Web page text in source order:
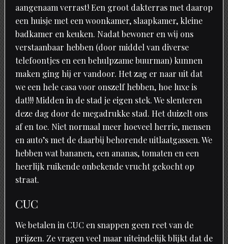
aangenaam verrast! Een groot dakterras met daarop
een huisje met een woonkamer, slaapkamer, kleine
badkamer en keuken. Nadat bewoner en wij ons
verstaanbaar hebben (door middel van diverse
telefoontjes en een behulpzame buurman) kunnen
maken ging hij er vandoor. Het zag er naar uit dat
we een hele casa voor onszelf hebben, hoe luxe is
dat!!! Midden in de stad je eigen stek. We slenteren
deze dag door de megadrukke stad. Het duizelt ons
af en toe. Niet normaal meer hoeveel herrie, mensen
en auto’s met de daarbij behorende uitlaatgassen. We
hebben wat bananen, een ananas, tomaten en een
heerlijk ruikende onbekende vrucht gekocht op
straat.
CUC
We betalen in CUC en snappen geen reet van de
prijzen. Ze vragen veel maar uiteindelijk blijkt dat de